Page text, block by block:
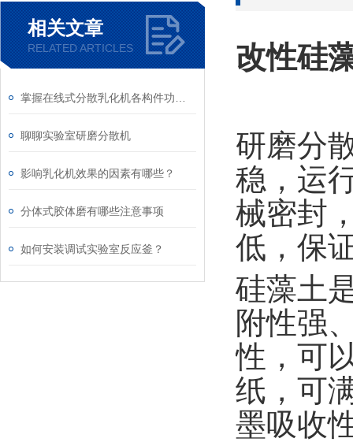
相关文章
RELATED ARTICLES
聊聊实验室研磨分散机
影响乳化机效果的因素有哪些？
分体式胶体磨有哪些注意事项
如何安装调试实验室反应釜？
改性硅
研磨分
稳，运
械密封
低，保
硅藻土
附性强
性，可
纸，可
墨吸收